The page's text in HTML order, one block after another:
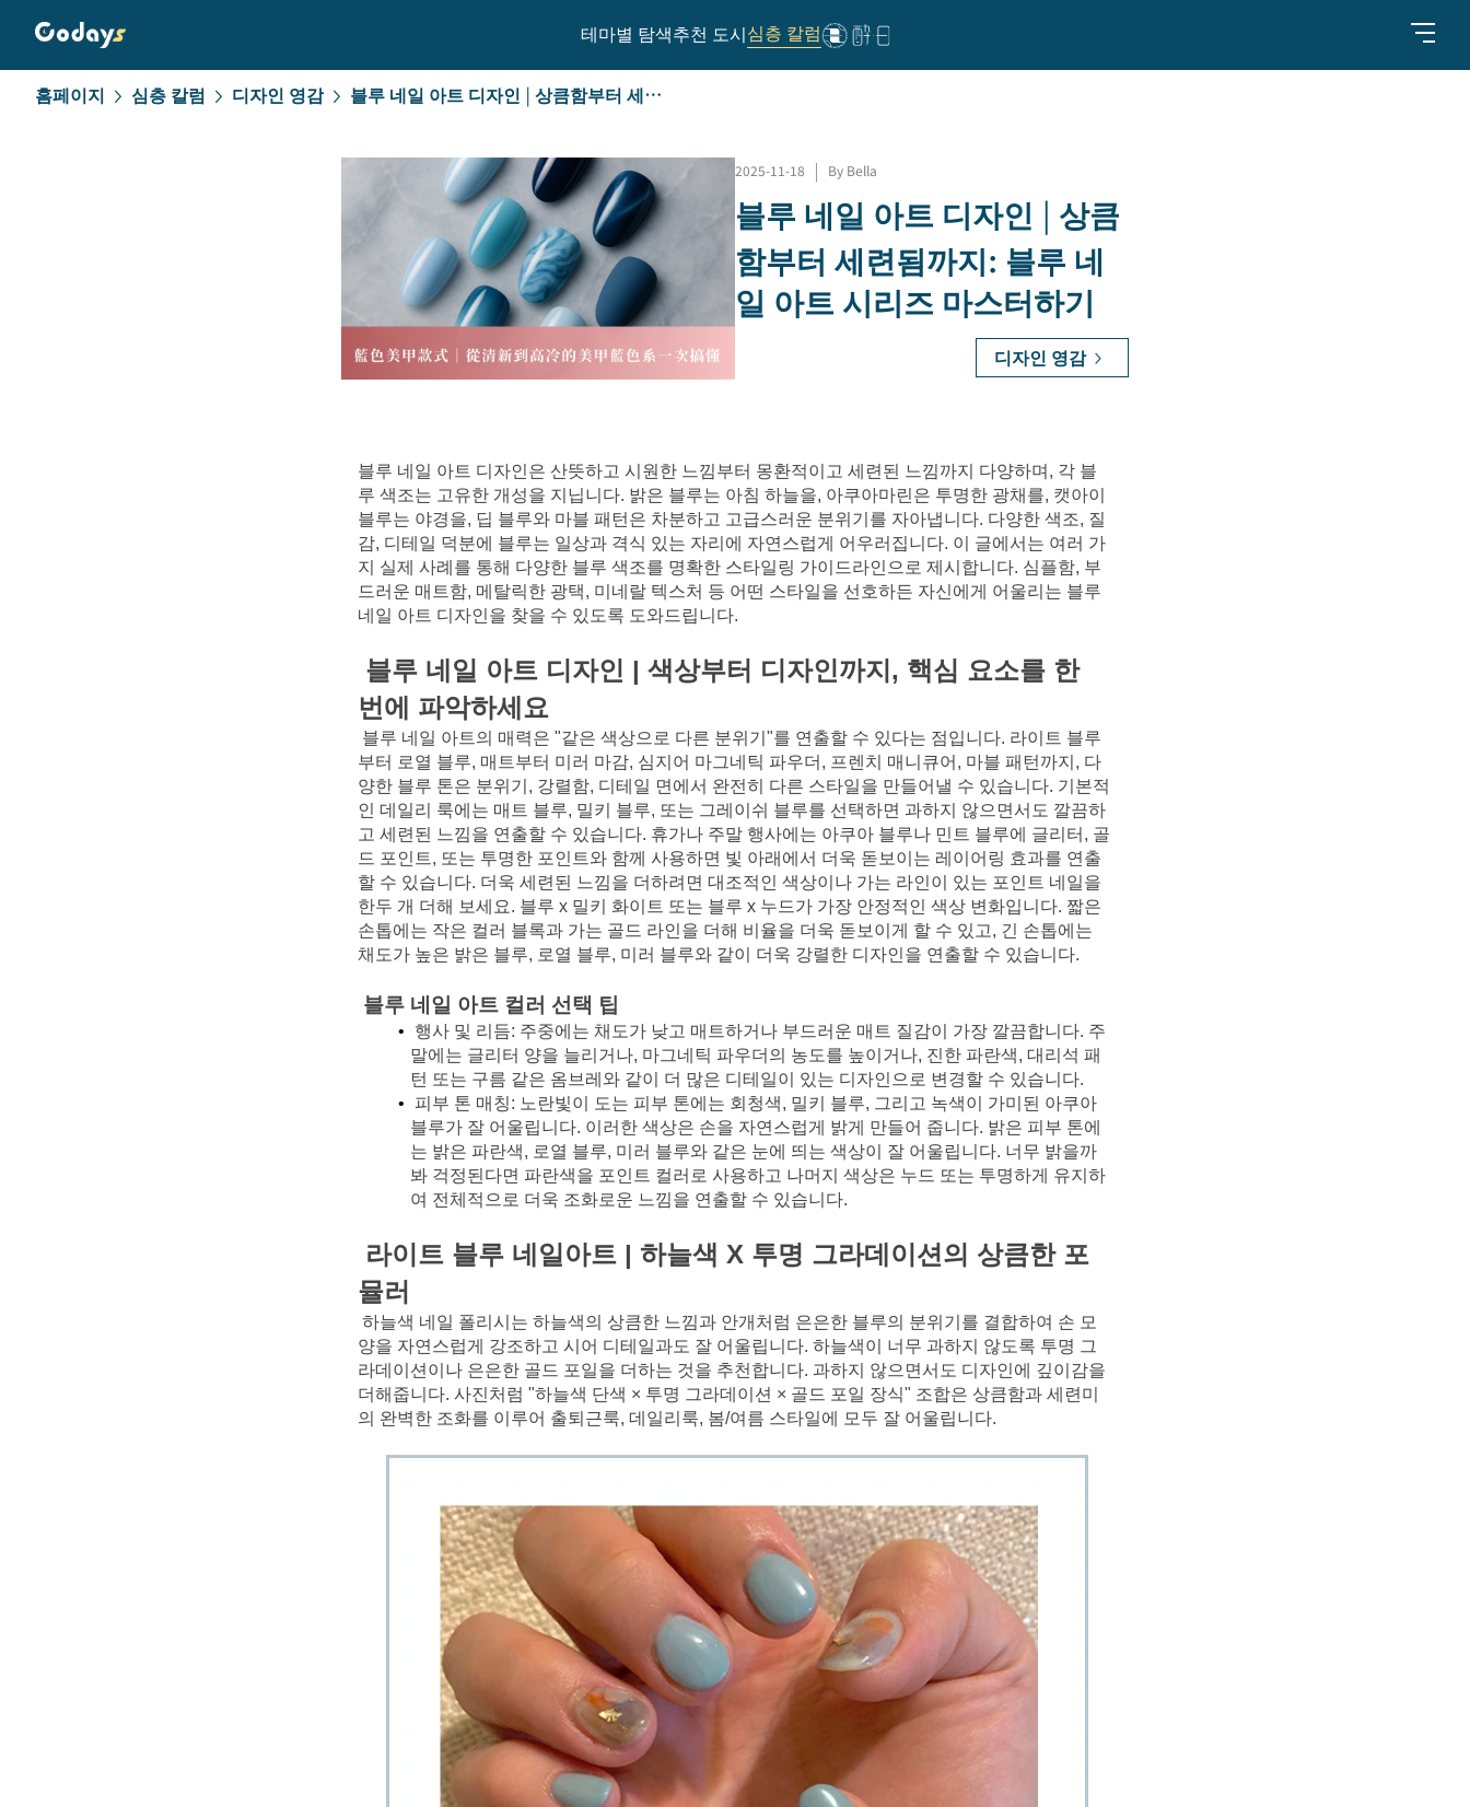
테마별 탐색추천 도시심층 칼럼
홈페이지 심층 칼럼 디자인 영감 블루 네일 아트 디자인 | 상큼함부터 세련됨까지: 블루 네일 아트 시리즈 마스터하기
2025-11-18 By Bella
블루 네일 아트 디자인 | 상큼
함부터 세련됨까지: 블루 네
일 아트 시리즈 마스터하기
디자인 영감
블루 네일 아트 디자인은 산뜻하고 시원한 느낌부터 몽환적이고 세련된 느낌까지 다양하며, 각 블
루 색조는 고유한 개성을 지닙니다. 밝은 블루는 아침 하늘을, 아쿠아마린은 투명한 광채를, 캣아이
블루는 야경을, 딥 블루와 마블 패턴은 차분하고 고급스러운 분위기를 자아냅니다. 다양한 색조, 질
감, 디테일 덕분에 블루는 일상과 격식 있는 자리에 자연스럽게 어우러집니다. 이 글에서는 여러 가
지 실제 사례를 통해 다양한 블루 색조를 명확한 스타일링 가이드라인으로 제시합니다. 심플함, 부
드러운 매트함, 메탈릭한 광택, 미네랄 텍스처 등 어떤 스타일을 선호하든 자신에게 어울리는 블루
네일 아트 디자인을 찾을 수 있도록 도와드립니다.
블루 네일 아트 디자인 | 색상부터 디자인까지, 핵심 요소를 한
번에 파악하세요
블루 네일 아트의 매력은 "같은 색상으로 다른 분위기"를 연출할 수 있다는 점입니다. 라이트 블루
부터 로열 블루, 매트부터 미러 마감, 심지어 마그네틱 파우더, 프렌치 매니큐어, 마블 패턴까지, 다
양한 블루 톤은 분위기, 강렬함, 디테일 면에서 완전히 다른 스타일을 만들어낼 수 있습니다. 기본적
인 데일리 룩에는 매트 블루, 밀키 블루, 또는 그레이쉬 블루를 선택하면 과하지 않으면서도 깔끔하
고 세련된 느낌을 연출할 수 있습니다. 휴가나 주말 행사에는 아쿠아 블루나 민트 블루에 글리터, 골
드 포인트, 또는 투명한 포인트와 함께 사용하면 빛 아래에서 더욱 돋보이는 레이어링 효과를 연출
할 수 있습니다. 더욱 세련된 느낌을 더하려면 대조적인 색상이나 가는 라인이 있는 포인트 네일을
한두 개 더해 보세요. 블루 x 밀키 화이트 또는 블루 x 누드가 가장 안정적인 색상 변화입니다. 짧은
손톱에는 작은 컬러 블록과 가는 골드 라인을 더해 비율을 더욱 돋보이게 할 수 있고, 긴 손톱에는
채도가 높은 밝은 블루, 로열 블루, 미러 블루와 같이 더욱 강렬한 디자인을 연출할 수 있습니다.
블루 네일 아트 컬러 선택 팁
행사 및 리듬: 주중에는 채도가 낮고 매트하거나 부드러운 매트 질감이 가장 깔끔합니다. 주
말에는 글리터 양을 늘리거나, 마그네틱 파우더의 농도를 높이거나, 진한 파란색, 대리석 패
턴 또는 구름 같은 옴브레와 같이 더 많은 디테일이 있는 디자인으로 변경할 수 있습니다.
피부 톤 매칭: 노란빛이 도는 피부 톤에는 회청색, 밀키 블루, 그리고 녹색이 가미된 아쿠아
블루가 잘 어울립니다. 이러한 색상은 손을 자연스럽게 밝게 만들어 줍니다. 밝은 피부 톤에
는 밝은 파란색, 로열 블루, 미러 블루와 같은 눈에 띄는 색상이 잘 어울립니다. 너무 밝을까
봐 걱정된다면 파란색을 포인트 컬러로 사용하고 나머지 색상은 누드 또는 투명하게 유지하
여 전체적으로 더욱 조화로운 느낌을 연출할 수 있습니다.
라이트 블루 네일아트 | 하늘색 X 투명 그라데이션의 상큼한 포
뮬러
하늘색 네일 폴리시는 하늘색의 상큼한 느낌과 안개처럼 은은한 블루의 분위기를 결합하여 손 모
양을 자연스럽게 강조하고 시어 디테일과도 잘 어울립니다. 하늘색이 너무 과하지 않도록 투명 그
라데이션이나 은은한 골드 포일을 더하는 것을 추천합니다. 과하지 않으면서도 디자인에 깊이감을
더해줍니다. 사진처럼 "하늘색 단색 × 투명 그라데이션 × 골드 포일 장식" 조합은 상큼함과 세련미
의 완벽한 조화를 이루어 출퇴근룩, 데일리룩, 봄/여름 스타일에 모두 잘 어울립니다.